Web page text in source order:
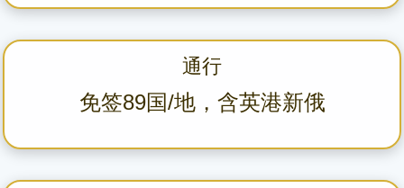
通行
免签89国/地，含英港新俄